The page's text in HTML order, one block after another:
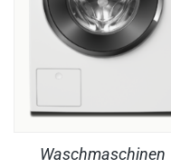
Waschmaschinen